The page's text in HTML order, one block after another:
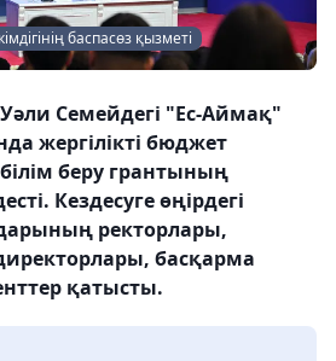
баспасөз қызметі
Уәли Семейдегі "Ес-Аймақ"
жергілікті бюджет
білім беру грантының
Кездесуге өңірдегі
ректорлары,
басқарма
қатысты.